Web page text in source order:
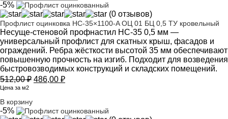
-5%
(0 отзывов)
Профлист оцинковка НС-35×1100-A ОЦ 01 БЦ 0,5 ТУ кровельный
Несуще-стеновой профнастил НС-35 0,5 мм —
универсальный профлист для скатных крыш, фасадов и
ограждений. Ребра жёсткости высотой 35 мм обеспечивают
повышенную прочность на изгиб. Подходит для возведения
быстровозводимых конструкций и складских помещений.
512,00₽ Первоначальная
512,00 ₽.
486,00 ₽Текущая
Цена за м2
В корзину
-5%